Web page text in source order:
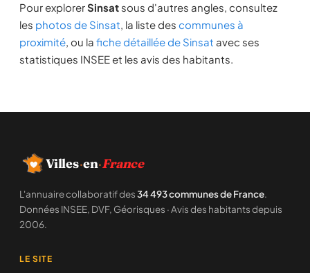
Pour explorerSinsat sous d'autres angles, consultez
les photos de Sinsat, la liste des communes à
proximité, ou la fiche détaillée de Sinsat avec ses
statistiques INSEE et les avis des habitants.
Villes·en·France
L'annuaire collaboratif des34 493 communes de France.
Données INSEE, DVF, Géorisques · Avis des habitants depuis
2006.
LE SITE